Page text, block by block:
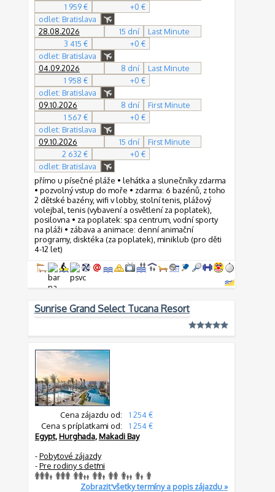
1 959 €
+0 €
odlet: Bratislava
28.08.2026
15 dní
Last Minute
3 415 €
+0 €
odlet: Bratislava
04.09.2026
8 dní
Last Minute
1 958 €
+0 €
odlet: Bratislava
09.10.2026
8 dní
First Minute
1 567 €
+0 €
odlet: Bratislava
09.10.2026
15 dní
First Minute
2 632 €
+0 €
odlet: Bratislava
přímo u písečné pláže • lehátka a slunečníky zdarma
• pozvolný vstup do moře • zdarma: 6 bazénů, z toho
2 dětské bazény, wifi v lobby, stolní tenis, plážový
volejbal, tenis (vybavení a osvětlení za poplatek),
posilovna • za poplatek: spa centrum, vodní sporty
na pláži • zábava a animace: denní animační
programy, disktéka (za poplatek), miniklub (pro děti
4-12 let)
Sunrise Grand Select Tucana Resort
Cena zájazdu od:
1 254 €
Cena s príplatkami od:
1 254 €
Egypt,Hurghada,Makadi Bay
-Pobytové zájazdy
-Pre rodiny s deťmi
Zobraziť všetky termíny a popis zájazdu »